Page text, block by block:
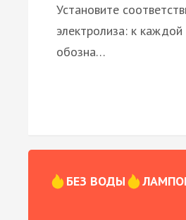
Установите
электролиза: к
обозна…
БЕЗ ВОДЫ